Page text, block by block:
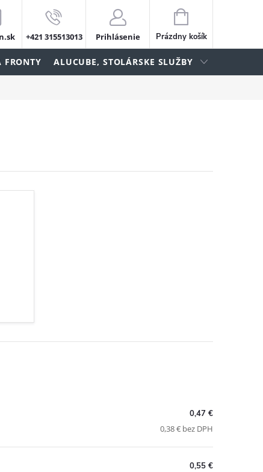
+421 315513013 Prihlásenie
NÁKUPNÝ
KOŠÍK
Prázdny košík
FRONTY ALUCUBE, STOLÁRSKE SLUŽBY
0,47 €
0,38 € bez DPH
0,55 €